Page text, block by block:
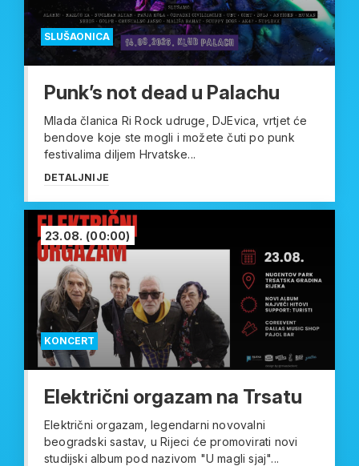
SLUŠAONICA
Punk’s not dead u Palachu
Mlada članica Ri Rock udruge, DJEvica, vrtjet će
bendove koje ste mogli i možete čuti po punk
festivalima diljem Hrvatske...
DETALJNIJE
KONCERT
23.08. (00:00)
Električni orgazam na Trsatu
Električni orgazam, legendarni novovalni
beogradski sastav, u Rijeci će promovirati novi
studijski album pod nazivom "U magli sjaj"...